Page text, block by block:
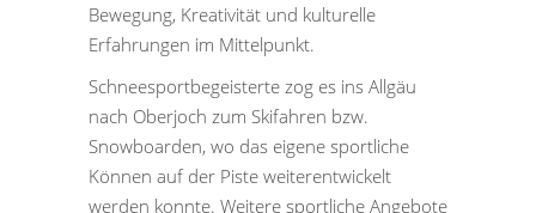
Bewegung, Kreativität und kulturelle
Erfahrungen im Mittelpunkt.
Schneesportbegeisterte zog es ins Allgäu
nach Oberjoch zum Skifahren bzw.
Snowboarden, wo das eigene sportliche
Können auf der Piste weiterentwickelt
werden konnte. Weitere sportliche Angebote